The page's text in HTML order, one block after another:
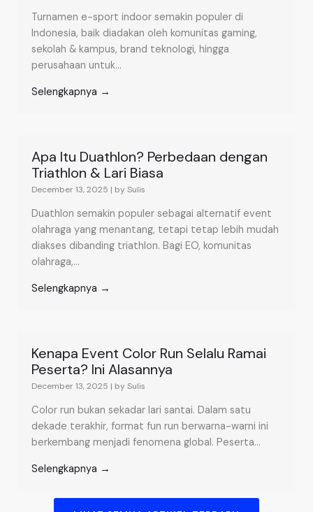
Turnamen e-sport indoor semakin populer di
Indonesia, baik diadakan oleh komunitas gaming,
sekolah & kampus, brand teknologi, hingga
perusahaan untuk...
Selengkapnya →
Apa Itu Duathlon? Perbedaan dengan
Triathlon & Lari Biasa
December 13, 2025 | by Sulis
Duathlon semakin populer sebagai alternatif event
olahraga yang menantang, tetapi tetap lebih mudah
diakses dibanding triathlon. Bagi EO, komunitas
olahraga,...
Selengkapnya →
Kenapa Event Color Run Selalu Ramai
Peserta? Ini Alasannya
December 13, 2025 | by Sulis
Color run bukan sekadar lari santai. Dalam satu
dekade terakhir, format fun run berwarna-warni ini
berkembang menjadi fenomena global. Peserta...
Selengkapnya →